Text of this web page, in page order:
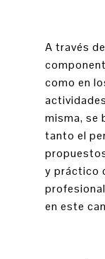
A través
como en
misma, se
tanto el
y práctico
en este